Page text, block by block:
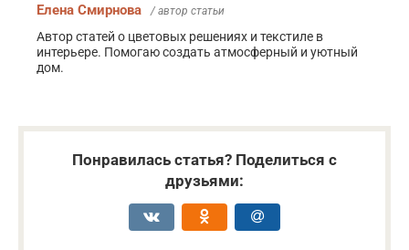
Елена Смирнова / автор статьи
Автор статей о цветовых решениях и текстиле в
интерьере. Помогаю создать атмосферный и уютный
дом.
Понравилась статья? Поделиться с
друзьями: